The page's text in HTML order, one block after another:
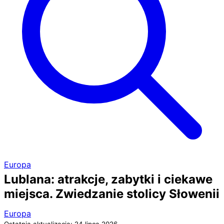
Europa
Lublana: atrakcje, zabytki i ciekawe
miejsca. Zwiedzanie stolicy Słowenii
Europa